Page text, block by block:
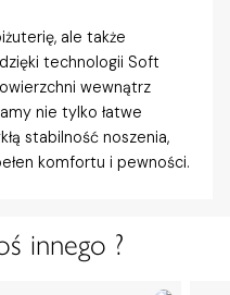
ale także
technologii Soft
wewnątrz
nie tylko łatwe
stabilność noszenia,
komfortu i pewności.
innego ?